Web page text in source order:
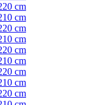
cm
cm
cm
cm
cm
cm
cm
cm
cm